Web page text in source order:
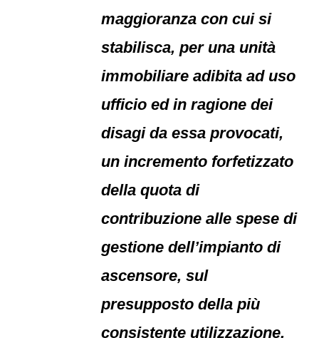
maggioranza con cui si
stabilisca, per una unità
immobiliare adibita ad uso
ufficio ed in ragione dei
disagi da essa provocati,
un incremento forfetizzato
della quota di
contribuzione alle spese di
gestione dell’impianto di
ascensore, sul
presupposto della più
consistente utilizzazione,